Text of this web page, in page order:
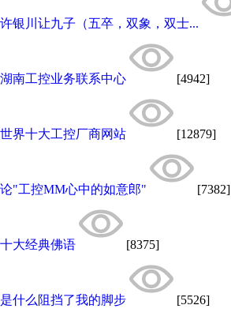
许银川让九子（五卒，双象，双士...
湖南工控业务联系中心 [4942]
世界十大工控厂商网站 [12879]
论"工控MM心中的如意郎" [7382]
十大经典佛语 [8375]
是什么阻挡了我的脚步 [5526]